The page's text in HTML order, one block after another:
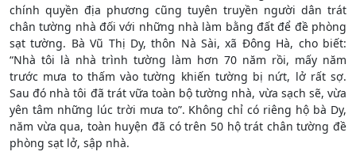
chính quyền địa phương cũng tuyên truyền người dân trát
chân tường nhà đối với những nhà làm bằng đất để đề phòng
sạt tường. Bà Vũ Thị Dy, thôn Nà Sài, xã Đông Hà, cho biết:
“Nhà tôi là nhà trình tường làm hơn 70 năm rồi, mấy năm
trước mưa to thấm vào tường khiến tường bị nứt, lở rất sợ.
Sau đó nhà tôi đã trát vữa toàn bộ tường nhà, vừa sạch sẽ, vừa
yên tâm những lúc trời mưa to”. Không chỉ có riêng hộ bà Dy,
năm vừa qua, toàn huyện đã có trên 50 hộ trát chân tường đề
phòng sạt lở, sập nhà.